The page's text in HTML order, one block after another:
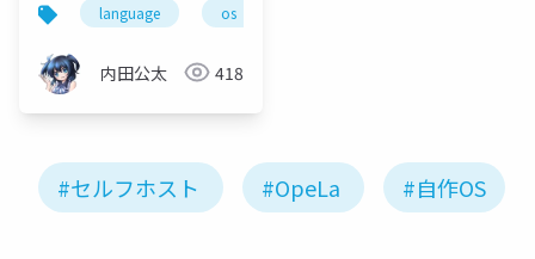
language os
内田公太 418
#セルフホスト #OpeLa #自作OS